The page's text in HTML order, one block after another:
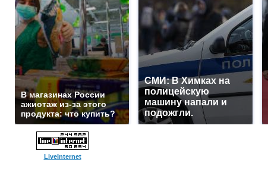
В магазинах России
ажиотаж из-за этого
продукта: что купить?
СМИ: В Химках на
полицейскую
машину напали и
подожгли.
LiveInternet